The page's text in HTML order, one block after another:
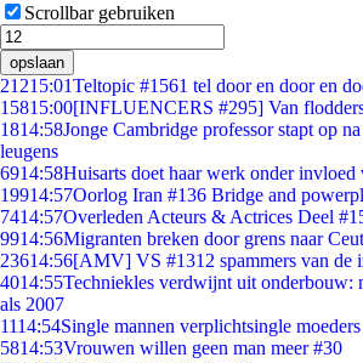
Scrollbar gebruiken
opslaan
21215:01Teltopic #1561 tel door en door en
15815:00[INFLUENCERS #295] Van
1814:58Jonge Cambridge professor stapt op
leugens
6914:58Huisarts doet haar werk onder invloed
19914:57Oorlog Iran #136 Bridge and
7414:57Overleden Acteurs & Actrices Deel
9914:56Migranten breken door grens naar
23614:56[AMV] VS #1312 spammers van de
4014:55Techniekles verdwijnt uit onderbouw:
als 2007
1114:54Single mannen verplichtsingle
5814:53Vrouwen willen geen man meer #30